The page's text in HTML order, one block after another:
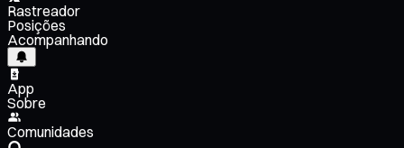
Rastreador
Posições
Acompanhando
App
Sobre
Comunidades